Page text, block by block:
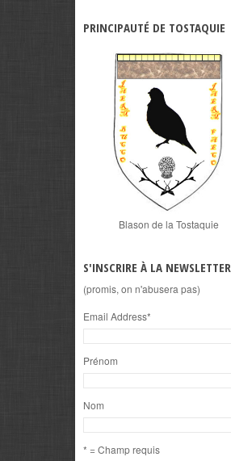
PRINCIPAUTÉ DE TOSTAQUIE
Blason de la Tostaquie
S'INSCRIRE À LA NEWSLETTER
(promis, on n'abusera pas)
Email Address*
Prénom
Nom
* = Champ requis